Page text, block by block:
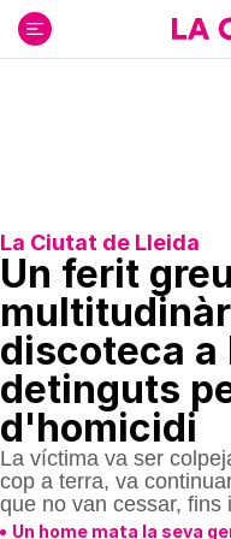
contenido
La Ciutat de Lleida
Un ferit
discoteca a
detinguts
d'homicidi
La víctima va ser
cop a terra, va
que no van cessar, fins
Un home mata la seva